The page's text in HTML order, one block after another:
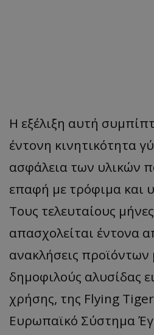
Η εξέλιξη αυτή
έντονη κινητικότητα
ασφάλεια των υλικών
επαφή με τρόφιμα και
Τους τελευταίους
απασχολείται έντονα
ανακλήσεις προϊόντων
δημοφιλούς αλυσίδας
χρήσης, της Flying
Ευρωπαϊκό Σύστημα